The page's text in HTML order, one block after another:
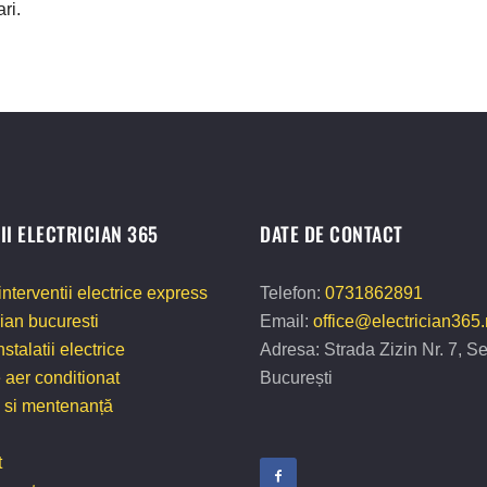
ELECTRICIAN 365
electrice express
bucuresti
electrice
aer conditionat
mentenanță
DATE DE CONTACT
Telefon: 0731862891
Email:
Adresa: Strada Zizin Nr. 7,
București